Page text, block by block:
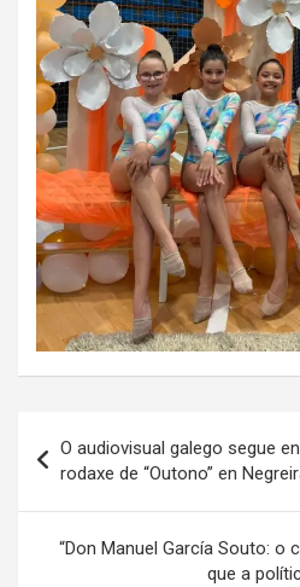
de
entradas
O audiovisual galego segue
rodaxe de “Outono” en
“Don Manuel García Souto: o
que a